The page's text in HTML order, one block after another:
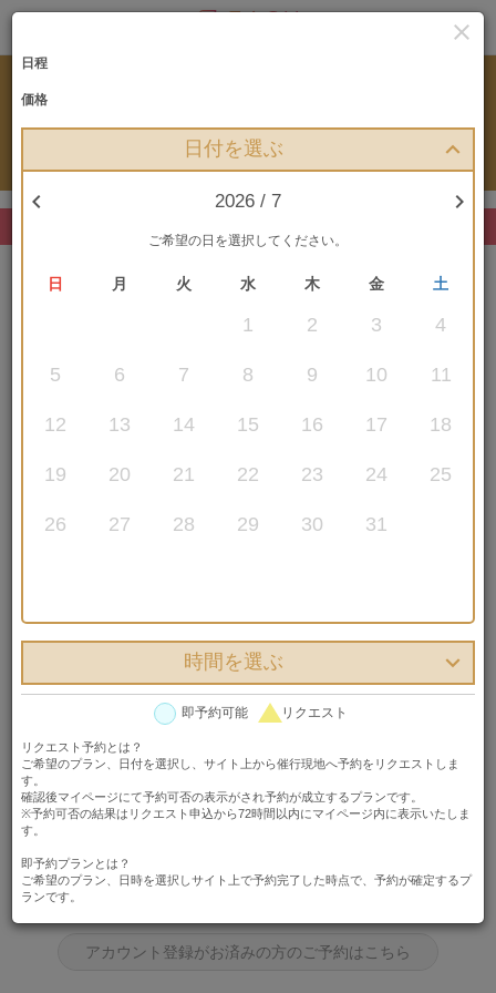
プランお申込み
日）※現地レンタル
日程を選び、はじめての方は「アカウント登録してプランを予約する」ボタ
ンを、アカウント登録済みの方は「アカウント登録がお済みの方のご予約は
こちら」ボタンを押してください。
 2026年07月11日 00時00分

日程
価格
日付を選ぶ
 2026 / 7 
ご希望の日を選択してください。
日 月 火 水 木 金 土
1 2 3 4
5 6 7 8 9 10 11
12 13 14 15 16 17 18
19 20 21 22 23 24 25
26 27 28 29 30 31
時間を選ぶ
即予約可能 リクエスト
リクエスト予約とは？
ご希望のプラン、日付を選択し、サイト上から催行現地へ予約をリクエストしま
す。
確認後マイページにて予約可否の表示がされ予約が成立するプランです。
※予約可否の結果はリクエスト申込から72時間以内にマイページ内に表示いたしま
す。
即予約プランとは？
ご希望のプラン、日時を選択しサイト上で予約完了した時点で、予約が確定するプ
ランです。